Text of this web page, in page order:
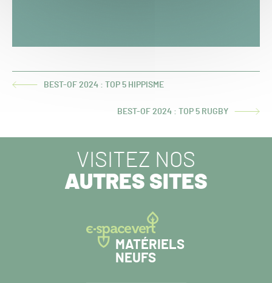
ARTICLEBEST-OF 2024 : TOP 5 HIPPISME
ARTICLE
BEST-OF 2024 : TOP 5 RUGBY
VISITEZ NOS
AUTRES SITES
MATÉRIELS
NEUFS